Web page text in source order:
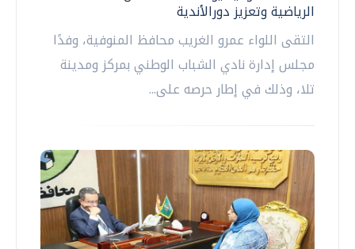
الرياضية وتعزيز دورالأندية
التقى اللواء عمرو الغريب محافظ المنوفية، وفدًا
مجلس إدارة نادي الشباب الوطني بمركز ومدينة
تلا، وذلك في إطار حرصه على...